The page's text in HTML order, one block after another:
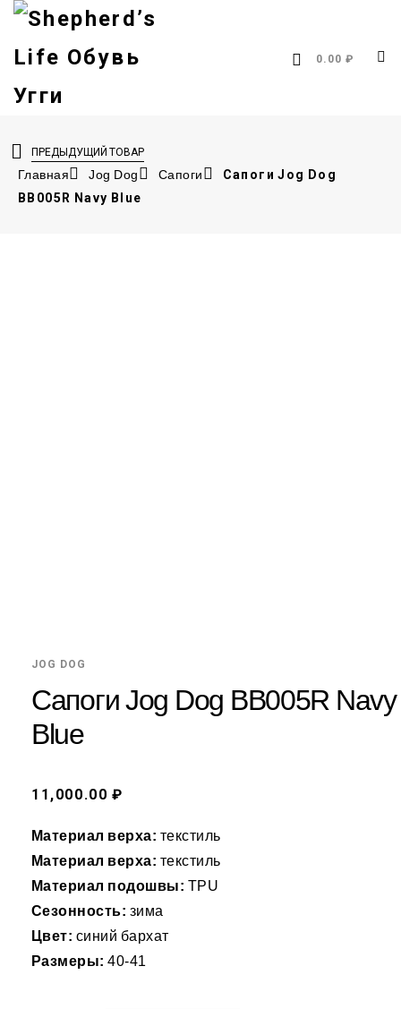
0.00 ₽
ПРЕДЫДУЩИЙ ТОВАР
Главная Jog Dog Сапоги
Сапоги Jog Dog
BB005R Navy Blue
JOG DOG
Сапоги Jog Dog BB005R Navy
Blue
11,000.00 ₽
Материал верха: текстиль
Материал верха: текстиль
Материал подошвы: TPU
Сезонность: зима
Цвет: синий бархат
Размеры:40-41